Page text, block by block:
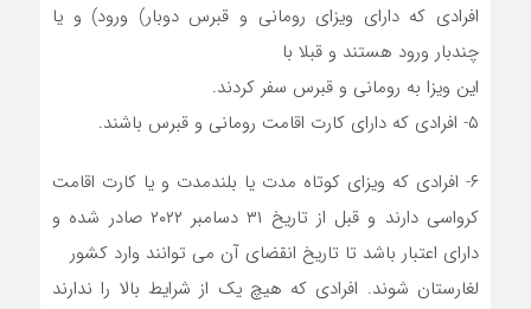
افرادی که دارای ویزای رومانی و قبرس دوبار) ورود) و یا
چندبار ورود هستند و قبلا با
این ویزا به رومانی و قبرس سفر کردند.
۵- افرادی که دارای کارت اقامت رومانی و قبرس باشند.
۶- افرادی که ویزای کوتاه مدت یا بلندمدت و یا کارت اقامت
کرواسی دارند و قبل از تاریخ ۳۱ دسامبر ۲۰۲۲ صادر شده و
دارای اعتبار باشد تا تاریخ انقضای آن می توانند وارد کشور
لغارستان شوند. افرادی که هیچ یک از شرایط بالا را ندارند